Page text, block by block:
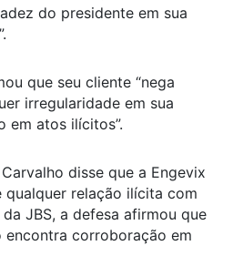
do presidente em sua
que seu cliente “nega
irregularidade em sua
em atos ilícitos”.
disse que a Engevix
qualquer relação ilícita com
JBS, a defesa afirmou que
encontra corroboração em